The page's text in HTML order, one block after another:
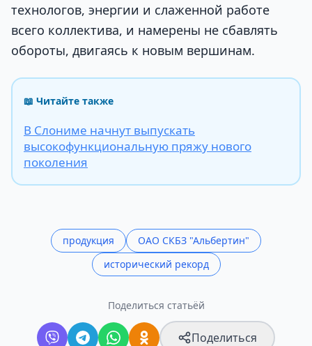
технологов, энергии и слаженной работе
всего коллектива, и намерены не сбавлять
обороты, двигаясь к новым вершинам.
📖 Читайте также
В Слониме начнут выпускать
высокофункциональную пряжу нового
поколения
продукция
ОАО СКБЗ "Альбертин"
исторический рекорд
Поделиться статьёй
Поделиться